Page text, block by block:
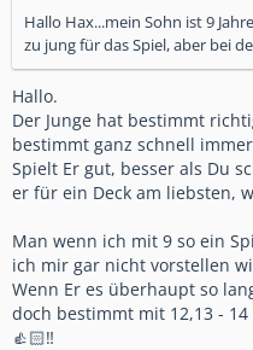
Hallo Hax...mein Sohn ist 9
zu jung für das Spiel, aber bei
Hallo.
Der Junge hat bestimmt
bestimmt ganz schnell
Spielt Er gut, besser als Du
er für ein Deck am liebsten,
Man wenn ich mit 9 so ein
ich mir gar nicht vorstellen
Wenn Er es überhaupt so
doch bestimmt mit 12,13 -
👍🏻‼️